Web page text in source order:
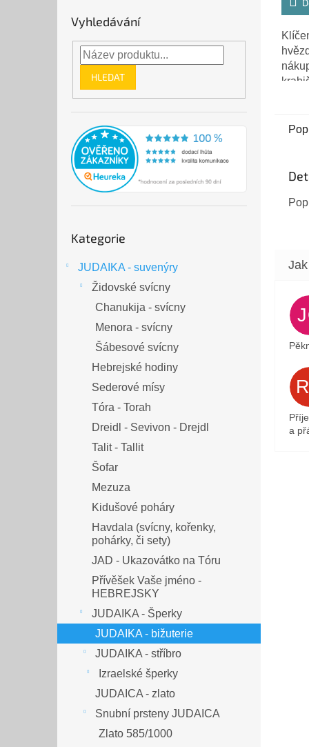
Vyhledávání
HLEDAT
kategorie
Kategorie
JUDAIKA - suvenýry
Židovské svícny
Chanukija - svícny
Menora - svícny
Šábesové svícny
Hebrejské hodiny
Sederové mísy
Tóra - Torah
Dreidl - Sevivon - Drejdl
Talit - Tallit
Šofar
Mezuza
Kidušové poháry
Havdala (svícny, kořenky,
pohárky, či sety)
JAD - Ukazovátko na Tóru
Přívěšek Vaše jméno -
HEBREJSKY
JUDAIKA - Šperky
JUDAIKA - bižuterie
JUDAIKA - stříbro
Izraelské šperky
JUDAICA - zlato
Snubní prsteny JUDAICA
Zlato 585/1000
5
a